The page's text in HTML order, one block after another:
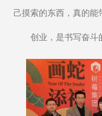
己摸索的东西，真的能
创业，是书写奋斗